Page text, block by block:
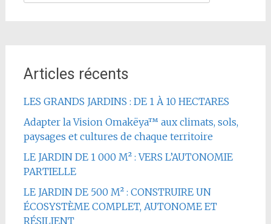
Articles récents
LES GRANDS JARDINS : DE 1 À 10 HECTARES
Adapter la Vision Omakëya™ aux climats, sols,
paysages et cultures de chaque territoire
LE JARDIN DE 1 000 M² : VERS L’AUTONOMIE
PARTIELLE
LE JARDIN DE 500 M² : CONSTRUIRE UN
ÉCOSYSTÈME COMPLET, AUTONOME ET
RÉSILIENT